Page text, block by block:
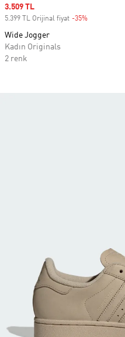
Sale price
3.509 TL
5.399 TL Orijinal fiyat -35%
Wide Jogger
Kadın Originals
2 renk